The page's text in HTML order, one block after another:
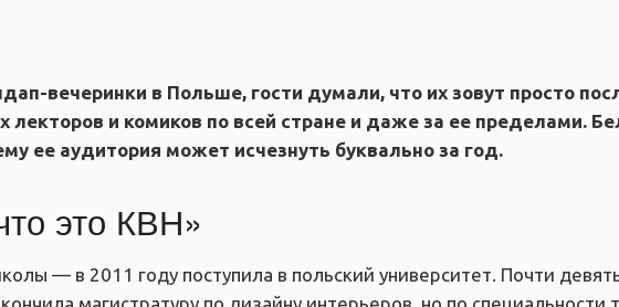
вечеринки в Польше, гости думали, что их зовут просто
лекторов и комиков по всей стране и даже за ее пределами.
ее аудитория может исчезнуть буквально за год.
это КВН»
— в 2011 году поступила в польский университет. Почти